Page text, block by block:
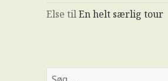
Else tilEn helt særlig tour